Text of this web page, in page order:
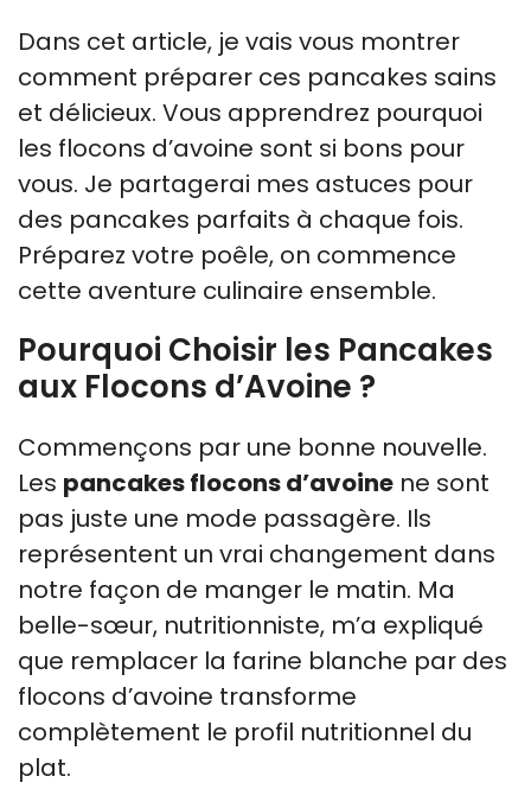
Dans cet article, je vais vous montrer
comment préparer ces pancakes sains
et délicieux. Vous apprendrez pourquoi
les flocons d’avoine sont si bons pour
vous. Je partagerai mes astuces pour
des pancakes parfaits à chaque fois.
Préparez votre poêle, on commence
cette aventure culinaire ensemble.
Pourquoi Choisir les Pancakes
aux Flocons d’Avoine ?
Commençons par une bonne nouvelle.
Les pancakes flocons d’avoine ne sont
pas juste une mode passagère. Ils
représentent un vrai changement dans
notre façon de manger le matin. Ma
belle-sœur, nutritionniste, m’a expliqué
que remplacer la farine blanche par des
flocons d’avoine transforme
complètement le profil nutritionnel du
plat.